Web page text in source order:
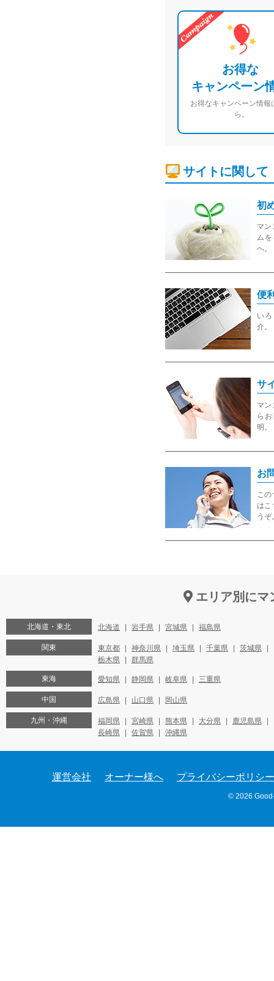
お得な
キャンペーン
お得なキャンペーン情報
ら。
サイトに関して
初
マン
ム
へ。
便
い
介。
サ
マン
ら
明。
お
この
はこ
うぞ
エリア別にマ
北海道・東北 北海道 岩手県 宮城県 福島県
関東 東京都 神奈川県 埼玉県 千葉県
茨城県
栃木県
群馬県
東海 愛知県 静岡県 岐阜県 三重県
中国 広島県 山口県 岡山県
九州・沖縄 福岡県 宮崎県 熊本県 大分県
鹿児島県
長崎県
佐賀県 沖縄県
運営会社 オーナー様へ プライバシーポリシー
© 2026